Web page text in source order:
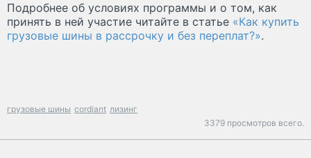
Подробнее об условиях программы и о том, как
принять в ней участие читайте в статье «Как купить
грузовые шины в рассрочку и без переплат?».
грузовые шины cordiant лизинг
3379 просмотров всего.